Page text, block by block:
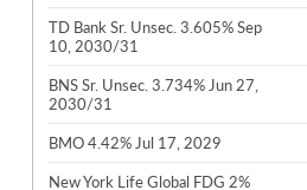
TD Bank Sr. Unsec. 3.605% Sep
10, 2030/31
BNS Sr. Unsec. 3.734% Jun 27,
2030/31
BMO 4.42% Jul 17, 2029
New York Life Global FDG 2%